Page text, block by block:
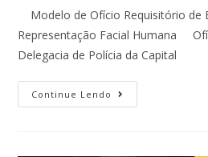
Modelo de Ofício Requisitório de
Representação Facial Humana
Delegacia de Polícia da
Continue Lendo